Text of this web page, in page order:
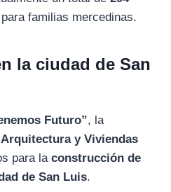
para familias mercedinas.
la ciudad de San
Futuro”, la
y Viviendas
para la construcción de
de San Luis.